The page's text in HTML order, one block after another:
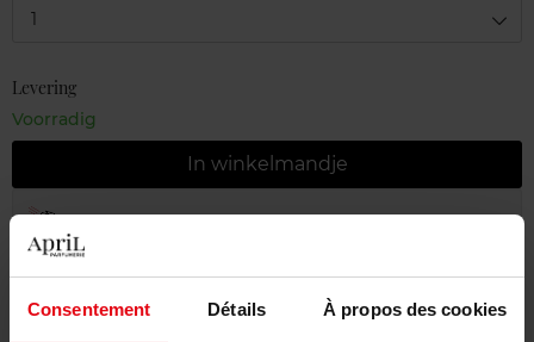
Consentement Détails À propos des cookies
1
Levering
Voorradig
In winkelmandje
Gratis levering bij aankoop van min. 55€
Gratis retour in je winkelpunt
Gratis verpakking